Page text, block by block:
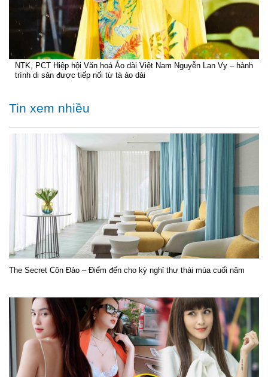
NTK, PCT Hiệp hội Văn hoá Áo dài Việt Nam Nguyễn Lan Vy – hành
trình di sản được tiếp nối từ tà áo dài
Tin xem nhiều
The Secret Côn Đảo – Điểm đến cho kỳ nghỉ thư thái mùa cuối năm